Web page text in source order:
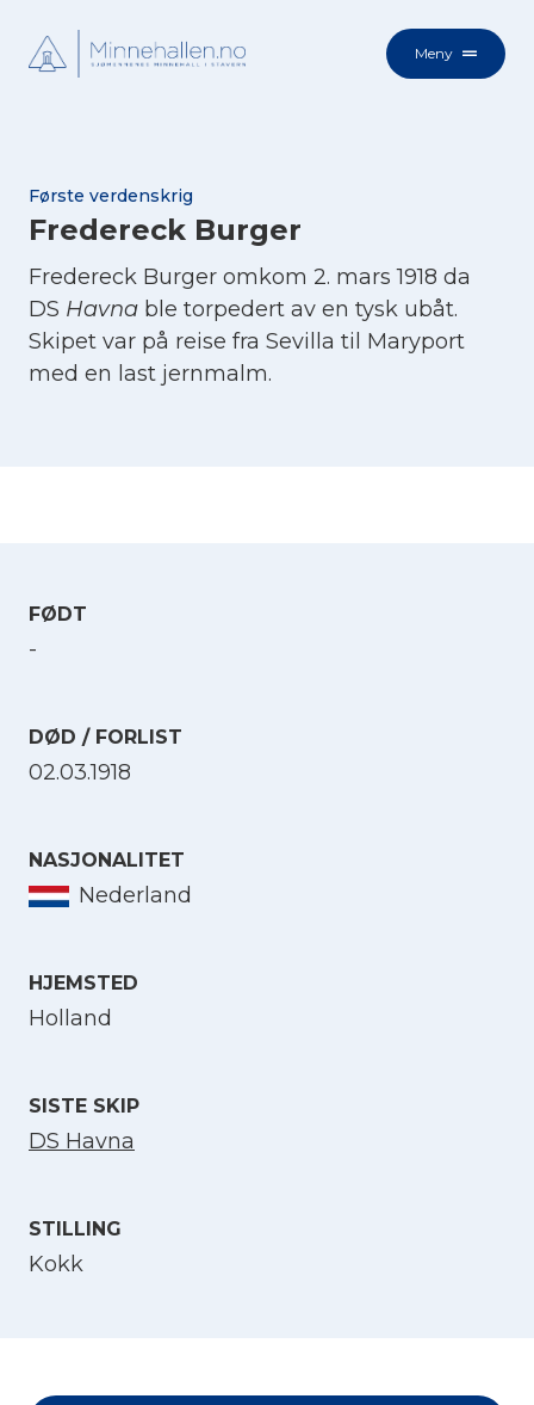
Meny
Første verdenskrig
Fredereck Burger
Fredereck Burger omkom 2. mars 1918 da
DS Havna ble torpedert av en tysk ubåt.
Skipet var på reise fra Sevilla til Maryport
med en last jernmalm.
FØDT
-
DØD / FORLIST
02.03.1918
NASJONALITET
Nederland
HJEMSTED
Holland
SISTE SKIP
DS Havna
STILLING
Kokk